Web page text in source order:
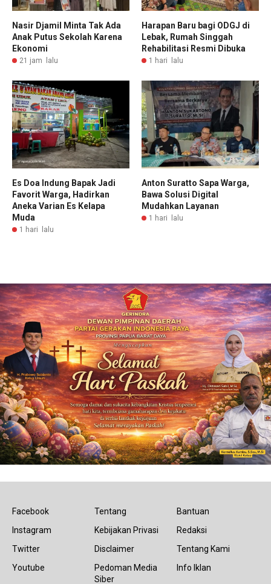
Nasir Djamil Minta Tak Ada
Anak Putus Sekolah Karena
Ekonomi
21 jam lalu
Harapan Baru bagi ODGJ di
Lebak, Rumah Singgah
Rehabilitasi Resmi Dibuka
1 hari lalu
Es Doa Indung Bapak Jadi
Favorit Warga, Hadirkan
Aneka Varian Es Kelapa
Muda
1 hari lalu
Anton Suratto Sapa Warga,
Bawa Solusi Digital
Mudahkan Layanan
1 hari lalu
Facebook
Instagram
Twitter
Youtube
Tentang
Kebijakan Privasi
Disclaimer
Pedoman Media
Siber
Bantuan
Redaksi
Tentang Kami
Info Iklan